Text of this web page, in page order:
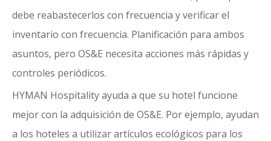
debe reabastecerlos con frecuencia y verificar el
inventario con frecuencia. Planificación para ambos
asuntos, pero OS&E necesita acciones más rápidas y
controles periódicos.
HYMAN Hospitality ayuda a que su hotel funcione
mejor con la adquisición de OS&E. Por ejemplo, ayudan
a los hoteles a utilizar artículos ecológicos para los